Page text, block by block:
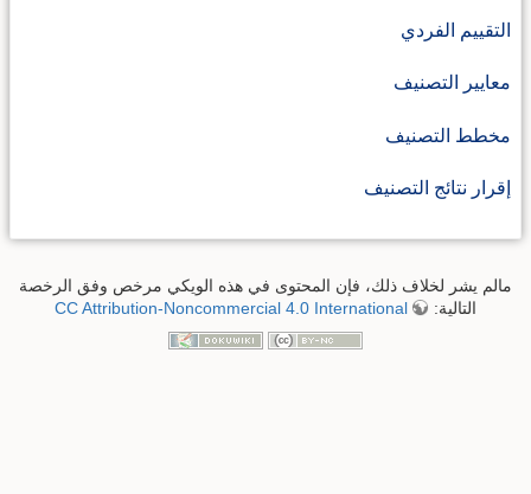
التقييم الفردي
معايير التصنيف
مخطط التصنيف
إقرار نتائج التصنيف
مالم يشر لخلاف ذلك، فإن المحتوى في هذه الويكي مرخص وفق الرخصة
التالية:
CC Attribution-Noncommercial 4.0 International